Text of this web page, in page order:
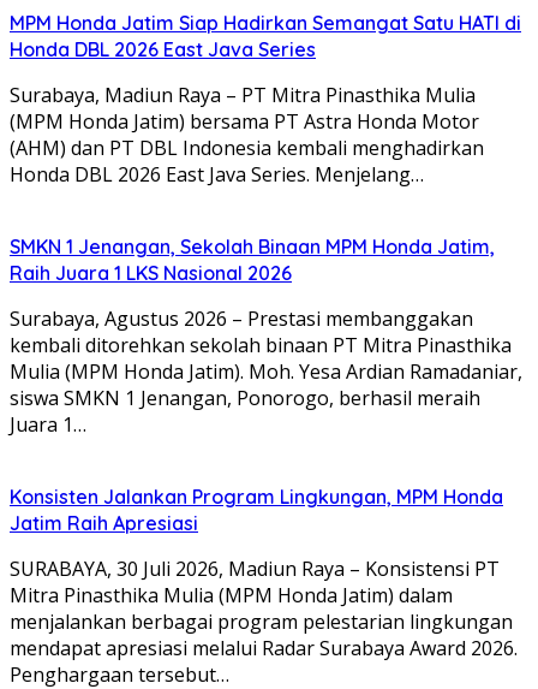
MPM Honda Jatim Siap Hadirkan Semangat Satu HATI di
Honda DBL 2026 East Java Series
Surabaya, Madiun Raya – PT Mitra Pinasthika Mulia
(MPM Honda Jatim) bersama PT Astra Honda Motor
(AHM) dan PT DBL Indonesia kembali menghadirkan
Honda DBL 2026 East Java Series. Menjelang…
SMKN 1 Jenangan, Sekolah Binaan MPM Honda Jatim,
Raih Juara 1 LKS Nasional 2026
Surabaya, Agustus 2026 – Prestasi membanggakan
kembali ditorehkan sekolah binaan PT Mitra Pinasthika
Mulia (MPM Honda Jatim). Moh. Yesa Ardian Ramadaniar,
siswa SMKN 1 Jenangan, Ponorogo, berhasil meraih
Juara 1…
Konsisten Jalankan Program Lingkungan, MPM Honda
Jatim Raih Apresiasi
SURABAYA, 30 Juli 2026, Madiun Raya – Konsistensi PT
Mitra Pinasthika Mulia (MPM Honda Jatim) dalam
menjalankan berbagai program pelestarian lingkungan
mendapat apresiasi melalui Radar Surabaya Award 2026.
Penghargaan tersebut…